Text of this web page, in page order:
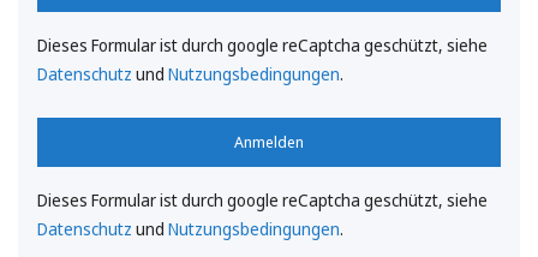
Dieses Formular ist durch google reCaptcha geschützt, siehe
Datenschutz und Nutzungsbedingungen.
Anmelden
Dieses Formular ist durch google reCaptcha geschützt, siehe
Datenschutz und Nutzungsbedingungen.